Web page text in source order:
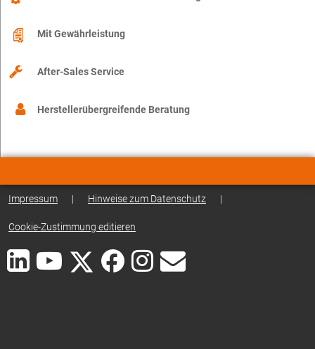
Mit Gewährleistung
After-Sales Service
Herstellerübergreifende Beratung
Impressum | Hinweise zum Datenschutz |
Cookie-Zustimmung editieren